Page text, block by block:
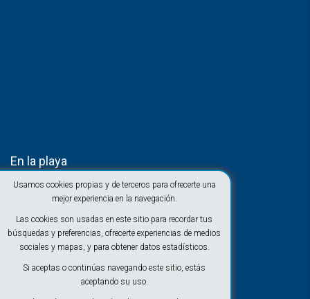
Usamos cookies propias y de terceros para ofrecerte una
mejor experiencia en la navegación.
Las cookies son usadas en este sitio para recordar tus
búsquedas y preferencias, ofrecerte experiencias de medios
sociales y mapas, y para obtener datos estadísticos.
Si aceptas o continúas navegando este sitio, estás
aceptando su uso.
En la playa